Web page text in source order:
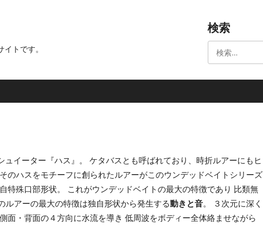
トです。
検索
ュイーター『ハス』。 ケタバスとも呼ばれており、時折ルアーにもヒ
のハスをモチーフに創られたルアーがこのウンデッドベイトシリーズ
特殊口部形状。 これがウンデッドベイトの最大の特徴であり 比類無
アーの最大の特徴は独自形状から発生する動きと音。 ３次元に深く
面・背面の４方向に水流を導き 低周波をボディー全体絡ませながら